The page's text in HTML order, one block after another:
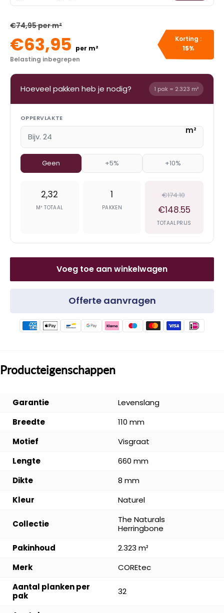
€74,95 per m²
€63,95 per m²
Belasting inbegrepen
Korting :
15%
Hoeveel pakken heb je nodig? 1 pak = 2.323 m²
OPPERVLAKTE
m²
Geen +5% +10%
2,32
M² TOTAAL
1
PAKKEN
€174.10
€148.55
TOTAALPRIJS
Voeg toe aan winkelwagen
Offerte aanvragen
Producteigenschappen
Garantie
Levenslang
Breedte
110 mm
Motief
Visgraat
Lengte
660 mm
Dikte
8 mm
Kleur
Naturel
Collectie
The Naturals
Herringbone
Pakinhoud
2.323 m²
Merk
COREtec
Aantal planken per
pak
32